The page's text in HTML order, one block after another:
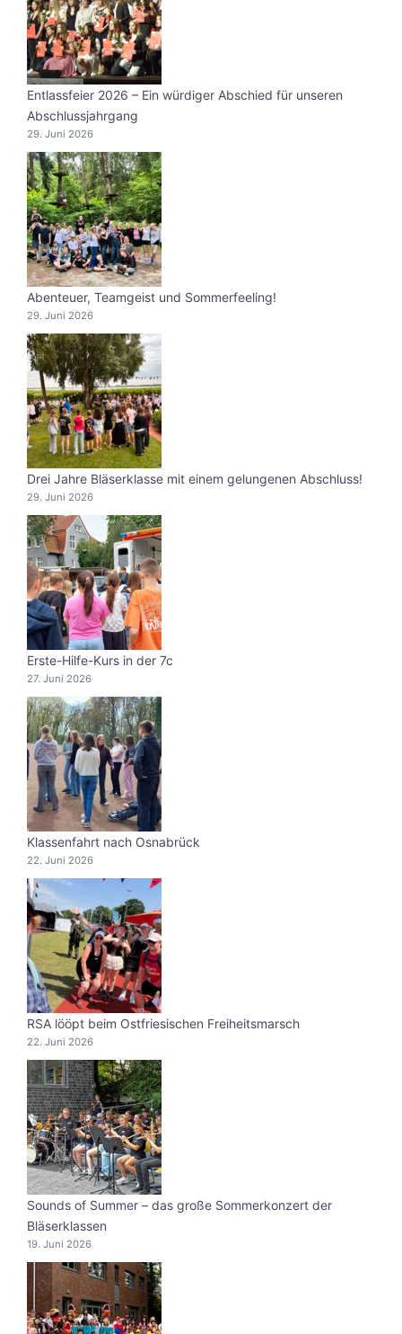
Entlassfeier 2026 – Ein würdiger Abschied für unseren
Abschlussjahrgang
29. Juni 2026
Abenteuer, Teamgeist und Sommerfeeling!
29. Juni 2026
Drei Jahre Bläserklasse mit einem gelungenen Abschluss!
29. Juni 2026
Erste-Hilfe-Kurs in der 7c
27. Juni 2026
Klassenfahrt nach Osnabrück
22. Juni 2026
RSA lööpt beim Ostfriesischen Freiheitsmarsch
22. Juni 2026
Sounds of Summer – das große Sommerkonzert der
Bläserklassen
19. Juni 2026